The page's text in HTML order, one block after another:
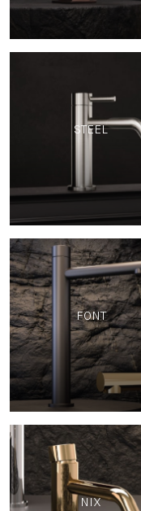
STEEL
FONT
NIX